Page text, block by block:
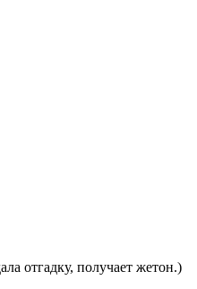
отгадку, получает жетон.)